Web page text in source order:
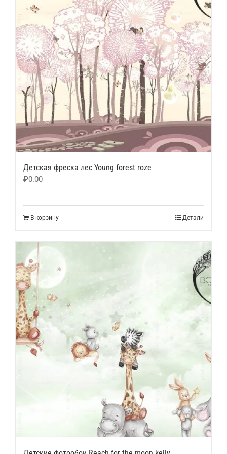
Детская фреска лес Young forest roze
₽0.00
В корзину Детали